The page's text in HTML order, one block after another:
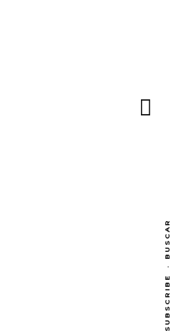
BUSCAR
SUBSCRIBE
·